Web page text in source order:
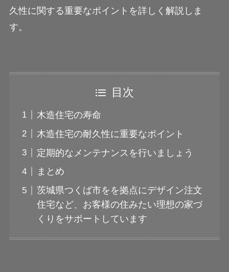
久性に関する重要なポイントを詳しく解説しま
す。
目次
木造住宅の寿命
木造住宅の耐久性に重要なポイント
定期的なメンテナンスを行いましょう
まとめ
茨城県つくば市をを拠点にデザイン注文
住宅など、お客様の住みたい理想の家づ
くりをサポートしています